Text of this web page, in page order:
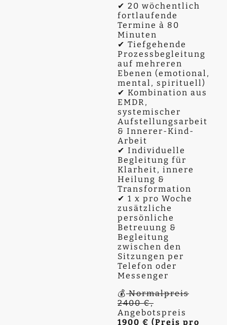
✔ 20 wöchentlich
fortlaufende
Termine à 80
Minuten
✔ Tiefgehende
Prozessbegleitung
auf mehreren
Ebenen (emotional,
mental, spirituell)
✔ Kombination aus
EMDR,
systemischer
Aufstellungsarbeit
& Innerer-Kind-
Arbeit
✔ Individuelle
Begleitung für
Klarheit, innere
Heilung &
Transformation
✔ 1 x pro Woche
zusätzliche
persönliche
Betreuung &
Begleitung
zwischen den
Sitzungen per
Telefon oder
Messenger
💰Normalpreis
2400 €,
Angebotspreis
1900 € (Preis pro